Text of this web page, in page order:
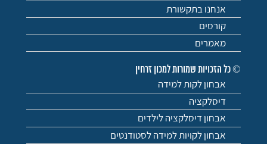
אנחנו בתקשורת
קורסים
מאמרים
© כל הזכויות שמורות למכון זרחין
אבחון לקות למידה
דיסלקציה
אבחון דיסלקציה לילדים
אבחון לקויות למידה לסטודנטים